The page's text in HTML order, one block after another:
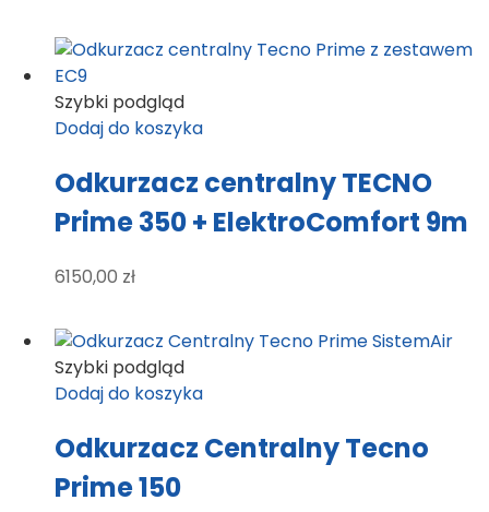
Szybki podgląd
Dodaj do koszyka
Odkurzacz centralny TECNO
Prime 350 + ElektroComfort 9m
6150,00 zł
Szybki podgląd
Dodaj do koszyka
Odkurzacz Centralny Tecno
Prime 150